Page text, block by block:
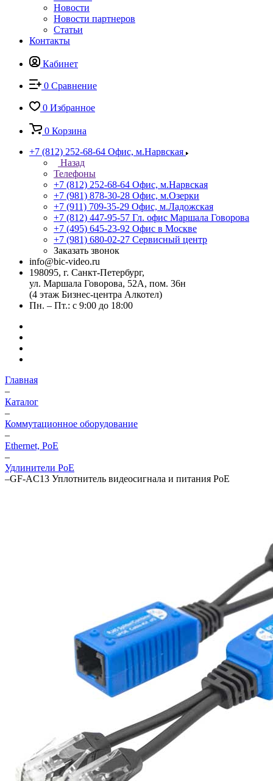
Новости
Новости партнеров
Статьи
Контакты
Кабинет
0 Сравнение
0 Избранное
0 Корзина
+7 (812) 252-68-64 Офис, м.Нарвская
Назад
Телефоны
+7 (812) 252-68-64 Офис, м.Нарвская
+7 (981) 878-30-28 Офис, м.Озерки
+7 (911) 709-35-29 Офис, м.Ладожская
+7 (812) 447-95-57 Гл. офис Маршала Говорова
+7 (495) 645-23-92 Офис в Москве
+7 (981) 680-02-27 Сервисный центр
Заказать звонок
info@bic-video.ru
198095, г. Санкт-Петербург,
ул. Маршала Говорова, 52А, пом. 36н
(4 этаж Бизнес-центра Алкотел)
Пн. – Пт.: с 9:00 до 18:00
Главная
–
Каталог
–
Коммутационное оборудование
–
Ethernet, PoE
–
Удлинители PoE
–GF-AC13 Уплотнитель видеосигнала и питания PoE